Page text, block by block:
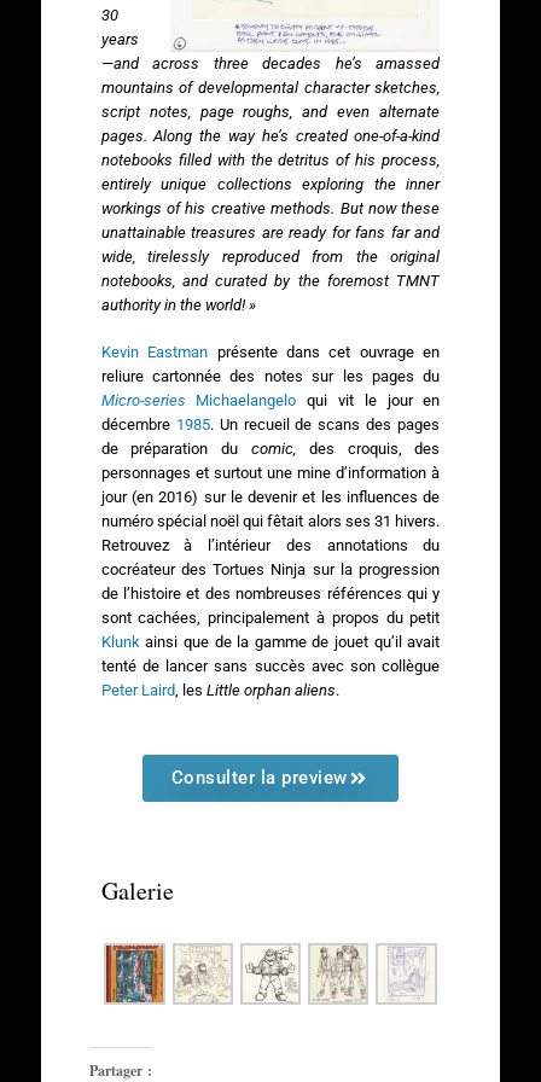
30
years
—and across three decades he’s amassed
mountains of developmental character sketches,
script notes, page roughs, and even alternate
pages. Along the way he’s created one-of-a-kind
notebooks filled with the detritus of his process,
entirely unique collections exploring the inner
workings of his creative methods. But now these
unattainable treasures are ready for fans far and
wide, tirelessly reproduced from the original
notebooks, and curated by the foremost TMNT
authority in the world! »
Kevin Eastman présente dans cet ouvrage en
reliure cartonnée des notes sur les pages du
Micro-series Michaelangelo qui vit le jour en
décembre 1985. Un recueil de scans des pages
de préparation du comic, des croquis, des
personnages et surtout une mine d’information à
jour (en 2016) sur le devenir et les influences de
numéro spécial noël qui fêtait alors ses 31 hivers.
Retrouvez à l’intérieur des annotations du
cocréateur des Tortues Ninja sur la progression
de l’histoire et des nombreuses références qui y
sont cachées, principalement à propos du petit
Klunkainsi que de la gamme de jouet qu’il avait
tenté de lancer sans succès avec son collègue
Peter Laird, les Little orphan aliens.
Consulter la preview
Galerie
Partager :